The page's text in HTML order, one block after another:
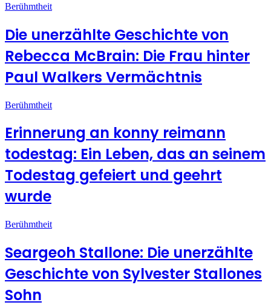
Berühmtheit
Die unerzählte Geschichte von
Rebecca McBrain: Die Frau hinter
Paul Walkers Vermächtnis
Berühmtheit
Erinnerung an konny reimann
todestag: Ein Leben, das an seinem
Todestag gefeiert und geehrt
wurde
Berühmtheit
Seargeoh Stallone: ​​Die unerzählte
Geschichte von Sylvester Stallones
Sohn